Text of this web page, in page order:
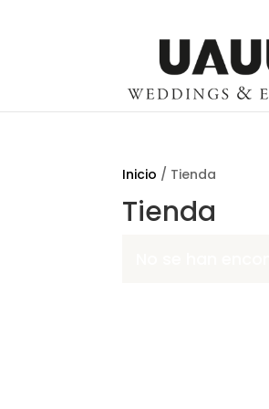
Inicio / Tienda
Tienda